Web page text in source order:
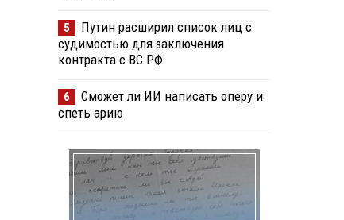
5
Путин расширил список лиц с
судимостью для заключения
контракта с ВС РФ
6
Сможет ли ИИ написать оперу и
спеть арию